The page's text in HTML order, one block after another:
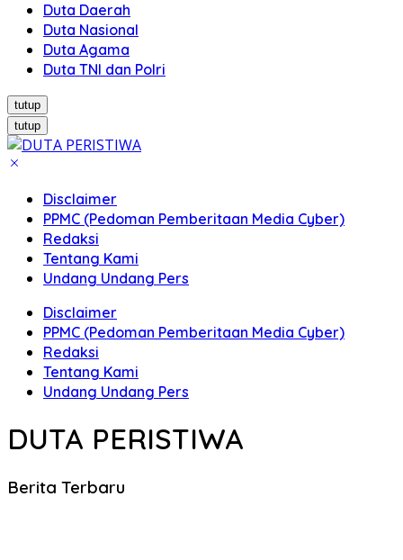
Duta Daerah
Duta Nasional
Duta Agama
Duta TNI dan Polri
tutup
tutup
Disclaimer
PPMC (Pedoman Pemberitaan Media Cyber)
Redaksi
Tentang Kami
Undang Undang Pers
Disclaimer
PPMC (Pedoman Pemberitaan Media Cyber)
Redaksi
Tentang Kami
Undang Undang Pers
DUTA PERISTIWA
Berita Terbaru